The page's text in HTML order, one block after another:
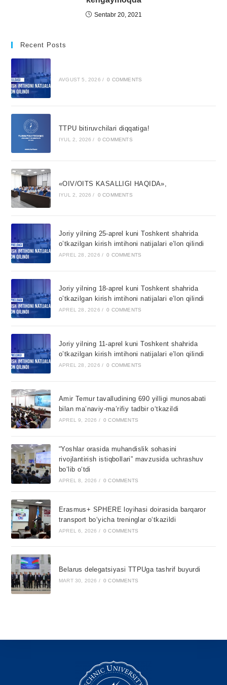
Sentabr 20, 2021
Recent Posts
AVGUST 5, 2026 / 0 COMMENTS
TTPU bitiruvchilari diqqatiga!
IYUL 2, 2026 / 0 COMMENTS
«OIV/OITS KASALLIGI HAQIDA»,
IYUL 2, 2026 / 0 COMMENTS
Joriy yilning 25-aprel kuni Toshkent shahrida
o’tkazilgan kirish imtihoni natijalari e’lon qilindi
APREL 28, 2026 / 0 COMMENTS
Joriy yilning 18-aprel kuni Toshkent shahrida
o’tkazilgan kirish imtihoni natijalari e’lon qilindi
APREL 28, 2026 / 0 COMMENTS
Joriy yilning 11-aprel kuni Toshkent shahrida
o’tkazilgan kirish imtihoni natijalari e’lon qilindi
APREL 28, 2026 / 0 COMMENTS
Amir Temur tavalludining 690 yilligi munosabati
bilan ma’naviy-ma’rifiy tadbir o‘tkazildi
APREL 9, 2026 / 0 COMMENTS
“Yoshlar orasida muhandislik sohasini
rivojlantirish istiqbollari” mavzusida uchrashuv
bo‘lib o‘tdi
APREL 8, 2026 / 0 COMMENTS
Erasmus+ SPHERE loyihasi doirasida barqaror
transport bo‘yicha treninglar o‘tkazildi
APREL 6, 2026 / 0 COMMENTS
Belarus delegatsiyasi TTPUga tashrif buyurdi
MART 30, 2026 / 0 COMMENTS